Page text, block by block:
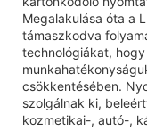
Megalakulása óta a
támaszkodva
technológiákat,
csökkentésében.
szolgálnak ki,
kozmetikai-, autó-,